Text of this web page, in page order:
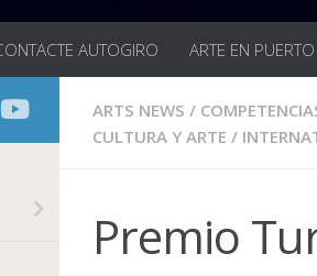
AUTOGIRO ARTE EN
ARTS NEWS /
CULTURA Y ARTE /
Premio